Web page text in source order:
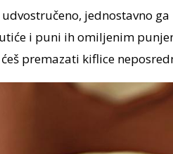
jednostavno
i puni ih omiljenim
premazati kiflice